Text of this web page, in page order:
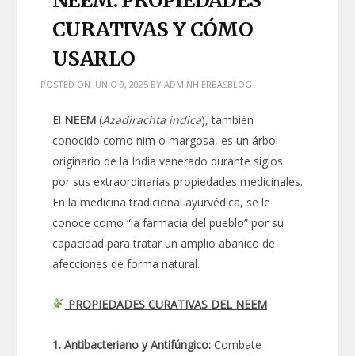
CURATIVAS Y CÓMO
USARLO
POSTED ON JUNIO 9, 2025 BY ADMINHIERBASBLOG
El NEEM (Azadirachta indica), también
conocido como nim o margosa, es un árbol
originario de la India venerado durante siglos
por sus extraordinarias propiedades medicinales.
En la medicina tradicional ayurvédica, se le
conoce como “la farmacia del pueblo” por su
capacidad para tratar un amplio abanico de
afecciones de forma natural.
PROPIEDADES CURATIVAS DEL NEEM
1. Antibacteriano y Antifúngico: Combate